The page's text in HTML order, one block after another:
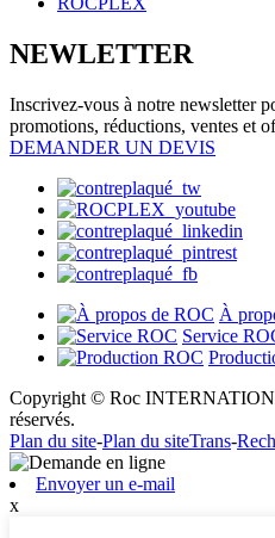
NEWLETTER
Inscrivez-vous à notre newsletter
promotions, réductions, ventes et
DEMANDER UN DEVIS
À
Service
Copyright © Roc
réservés.
Plan du site-Plan du siteTrans-
Envoyer un e-mail
x